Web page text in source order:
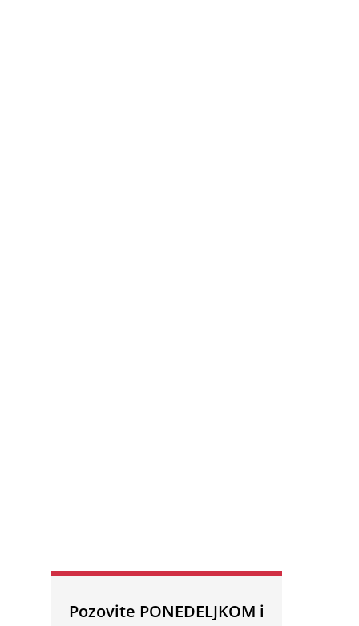
Pozovite PONEDELJKOM i